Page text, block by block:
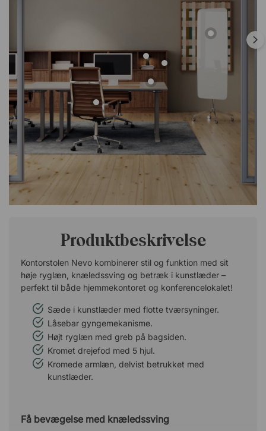
Produktbeskrivelse
Kontorstolen Nevo kombinerer stil og funktion med sit
høje ryglæn, knæledssving og betræk i kunstlæder –
perfekt til både hjemmekontoret og konferencelokalet!
Sæde i kunstlæder med flotte tværsyninger.
Låsebar gyngemekanisme.
Højt ryglæn med greb på bagsiden.
Kromet drejefod med 5 hjul.
Kromede armlæn, delvist betrukket med
kunstlæder.
Få bevægelse med knæledssving